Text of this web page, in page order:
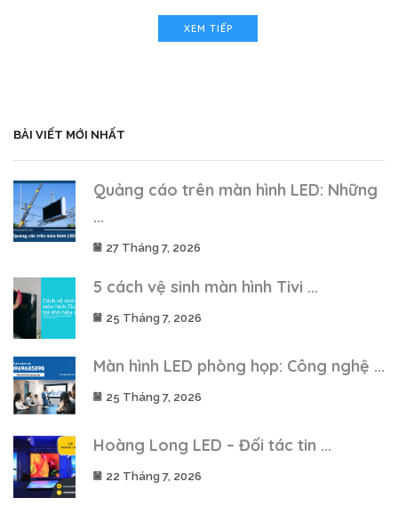
XEM TIẾP
BÀI VIẾT MỚI NHẤT
Quảng cáo trên màn hình LED: Những
...
27 Tháng 7, 2026
5 cách vệ sinh màn hình Tivi ...
25 Tháng 7, 2026
Màn hình LED phòng họp: Công nghệ ...
25 Tháng 7, 2026
Hoàng Long LED – Đối tác tin ...
22 Tháng 7, 2026